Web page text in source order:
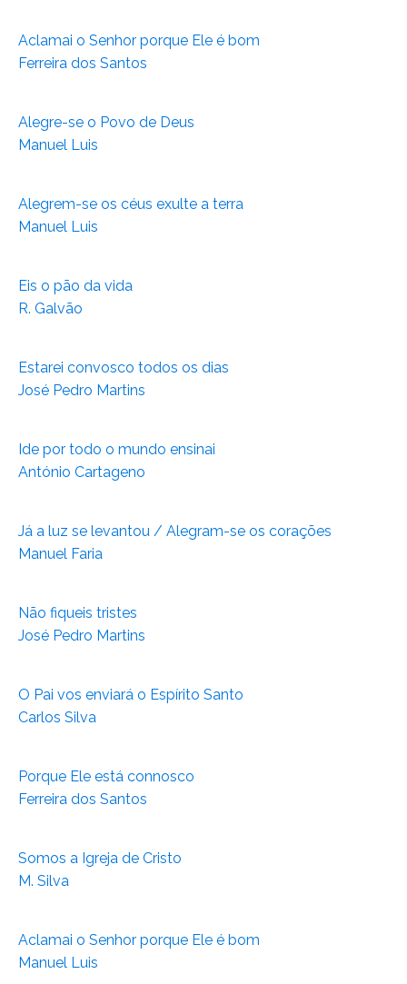
Aclamai o Senhor porque Ele é bom
Ferreira dos Santos
Alegre-se o Povo de Deus
Manuel Luis
Alegrem-se os céus exulte a terra
Manuel Luis
Eis o pão da vida
R. Galvão
Estarei convosco todos os dias
José Pedro Martins
Ide por todo o mundo ensinai
António Cartageno
Já a luz se levantou / Alegram-se os corações
Manuel Faria
Não fiqueis tristes
José Pedro Martins
O Pai vos enviará o Espírito Santo
Carlos Silva
Porque Ele está connosco
Ferreira dos Santos
Somos a Igreja de Cristo
M. Silva
Aclamai o Senhor porque Ele é bom
Manuel Luis